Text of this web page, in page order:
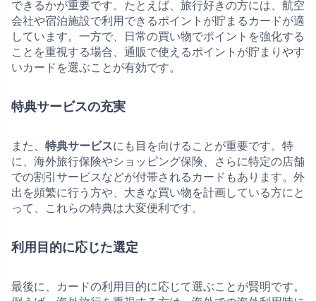
できるかが重要です。たとえば、旅行好きの方には、航空
会社や宿泊施設で利用できるポイントが貯まるカードが適
しています。一方で、日常の買い物でポイントを強化する
ことを重視する場合、通販で使えるポイントが貯まりやす
いカードを選ぶことが有効です。
特典サービスの充実
また、 特典サービスにも目を向けることが重要です。特
に、海外旅行保険やショッピング保険、さらに特定の店舗
での割引サービスなどが付帯されるカードもあります。外
出を頻繁に行う方や、大きな買い物を計画している方にと
って、これらの特典は大変便利です。
利用目的に応じた選定
最後に、カードの利用目的に応じて選ぶことが賢明です。